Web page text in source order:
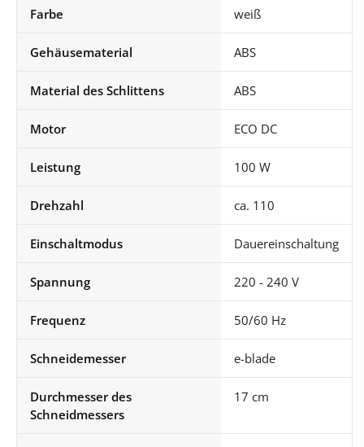
Farbe weiß
Gehäusematerial ABS
Material des Schlittens ABS
Motor ECO DC
Leistung 100 W
Drehzahl ca. 110
Einschaltmodus Dauereinschaltung
Spannung 220 - 240 V
Frequenz 50/60 Hz
Schneidemesser e-blade
Durchmesser des
Schneidmessers
17 cm